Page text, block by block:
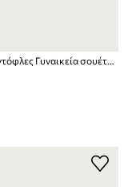
Inuikii παντόφλες Γυναικεία σουέτ Micro Buckle